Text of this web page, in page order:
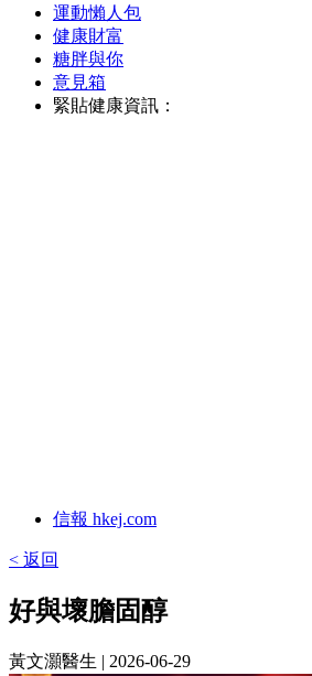
運動懶人包
健康財富
糖胖與你
意見箱
緊貼健康資訊：
信報 hkej.com
< 返回
好與壞膽固醇
黃文灝醫生 | 2026-06-29